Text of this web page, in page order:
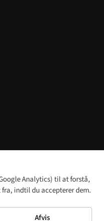
Cookie settings
简体中文Polski
Analytics) til at forstå,
indtil du accepterer dem.
Afvis